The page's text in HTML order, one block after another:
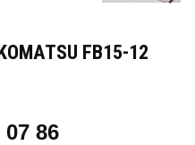
FB15-12
86